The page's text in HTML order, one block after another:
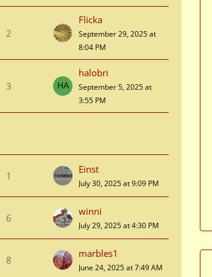
2
Flicka
September 29, 2025 at
8:04 PM
3
halobri
September 5, 2025 at
3:55 PM
1
Einst
July 30, 2025 at 9:09 PM
6
winni
July 29, 2025 at 4:30 PM
8
marbles1
June 24, 2025 at 7:49 AM